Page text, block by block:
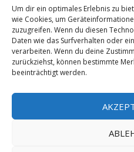
Um dir ein optimales Erlebnis zu
wie Cookies, um
zuzugreifen. Wenn du diesen
Daten wie das Surfverhalten oder
verarbeiten. Wenn du deine
zurückziehst, können bestimmte
beeinträchtigt werden.
Verkehr
Verkehrsunfall
Vermisst
Waffen